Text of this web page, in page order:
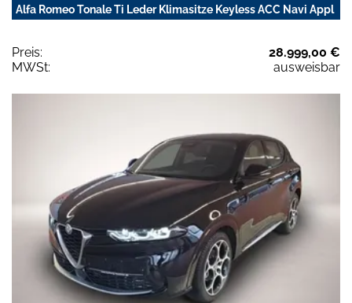
Alfa Romeo Tonale Ti Leder Klimasitze Keyless ACC Navi Appl
Preis:
28.999,00 €
MWSt:
ausweisbar